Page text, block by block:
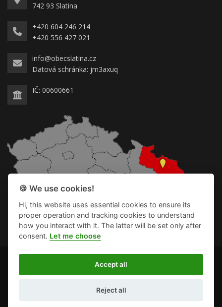
742 93 Slatina
+420 604 246 214
+420 556 427 021
info@obecslatina.cz
Datová schránka: jm3axuq
IČ: 00600661
2024-2025 © Obec Slatina
Ochrana osobních údajů | Přístupnost | Cookies |
VytvořilWEB-KLUB.cz
🍪 We use cookies!
Hi, this website uses essential cookies to ensure its
proper operation and tracking cookies to understand
how you interact with it. The latter will be set only after
consent. Let me choose
Accept all
Reject all